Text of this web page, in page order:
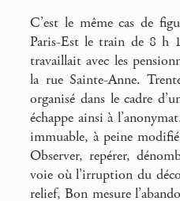
C’est le même cas de
Paris-Est le train de 8 h
travaillait avec les
la rue Sainte-Anne.
organisé dans le cadre
échappe ainsi à
immuable, à peine
Observer, repérer,
voie où l’irruption du
relief, Bon mesure